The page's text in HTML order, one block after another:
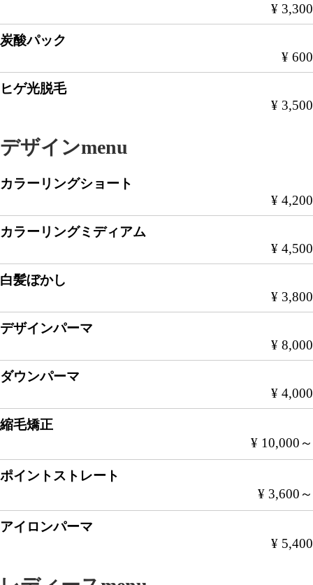
¥ 3,300
炭酸パック
¥ 600
ヒゲ光脱毛
¥ 3,500
デザインmenu
カラーリングショート
¥ 4,200
カラーリングミディアム
¥ 4,500
白髪ぼかし
¥ 3,800
デザインパーマ
¥ 8,000
ダウンパーマ
¥ 4,000
縮毛矯正
¥ 10,000～
ポイントストレート
¥ 3,600～
アイロンパーマ
¥ 5,400